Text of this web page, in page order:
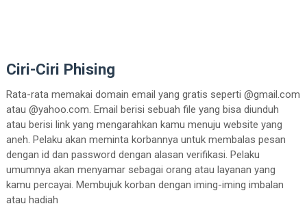
Ciri-Ciri Phising
Rata-rata memakai domain email yang gratis seperti @gmail.com
atau @yahoo.com. Email berisi sebuah file yang bisa diunduh
atau berisi link yang mengarahkan kamu menuju website yang
aneh. Pelaku akan meminta korbannya untuk membalas pesan
dengan id dan password dengan alasan verifikasi. Pelaku
umumnya akan menyamar sebagai orang atau layanan yang
kamu percayai. Membujuk korban dengan iming-iming imbalan
atau hadiah